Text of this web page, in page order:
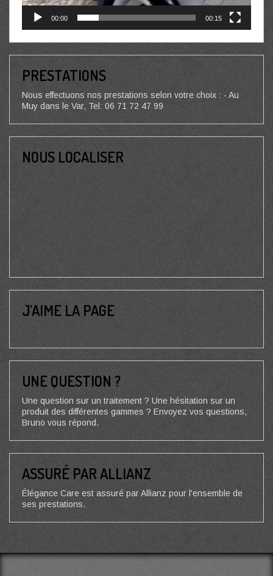
00:00 00:15
PRESTATIONS
Nous effectuons nos prestations selon votre choix : - Au
Muy dans le Var, Tel: 06 71 72 47 99
NOUS LOCALISER
J’AIME LA PAGE
UNE QUESTION ?
Une question sur un traitement ? Une hésitation sur un
produit des différentes gammes ? Envoyez vos questions,
Bruno vous répond.
ASSURÉ PAR ALLIANZ
Élégance Care est assuré par Allianz pour l'ensemble de
ses prestations.